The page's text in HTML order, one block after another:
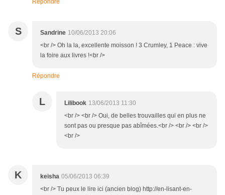
Répondre
S Sandrine 10/06/2013 20:06
<br /> Oh la la, excellente moisson ! 3 Crumley, 1 Peace : vive
la foire aux livres !<br />
Répondre
L Lilibook 13/06/2013 11:30
<br /> <br /> Oui, de belles trouvailles qui en plus ne
sont pas ou presque pas abîmées.<br /> <br /> <br />
<br />
K keisha 05/06/2013 06:39
<br /> Tu peux le lire ici (ancien blog) http://en-lisant-en-